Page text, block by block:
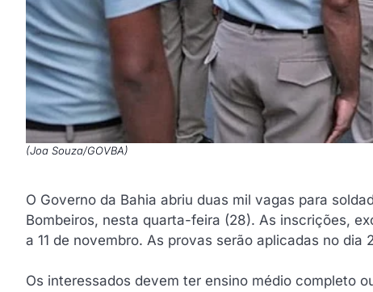
(Joa Souza/GOVBA)
O Governo da Bahia abriu duas mil vagas para
Bombeiros, nesta quarta-feira (28). As inscrições,
a 11 de novembro. As provas serão aplicadas no
Os interessados devem ter ensino médio completo